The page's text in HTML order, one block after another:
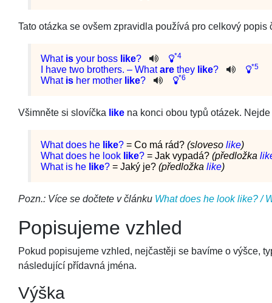
Tato otázka se ovšem zpravidla používá pro celkový
What is your boss like? *4
have two brothers. – What are they like? *5
What is her mother like? *6
Všimněte si slovíčka like na konci obou typů otázek.
What does he like? = Co má rád? (sloveso like)
What does he look like? = Jak vypadá? (předložka
What is he like? = Jaký je? (předložka like)
Pozn.: Více se dočtete v článku What does he look like? /
Popisujeme vzhled
Pokud popisujeme vzhled, nejčastěji se bavíme o výšce,
následující přídavná jména.
Výška